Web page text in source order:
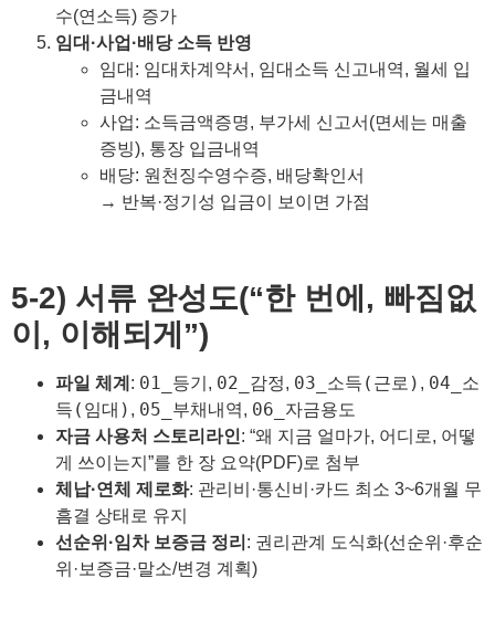
수(연소득) 증가
임대·사업·배당 소득 반영
임대: 임대차계약서, 임대소득 신고내역, 월세 입
금내역
사업: 소득금액증명, 부가세 신고서(면세는 매출
증빙), 통장 입금내역
배당: 원천징수영수증, 배당확인서
→ 반복·정기성 입금이 보이면 가점
5-2) 서류 완성도(“한 번에, 빠짐없
이, 이해되게”)
파일 체계 : 01_등기, 02_감정, 03_소득(근로) , 04_소
득(임대) , 05_부채내역, 06_자금용도
자금 사용처 스토리라인: “왜 지금 얼마가, 어디로, 어떻
게 쓰이는지”를 한 장 요약(PDF)로 첨부
체납·연체 제로화: 관리비·통신비·카드 최소 3~6개월 무
흠결 상태로 유지
선순위·임차 보증금 정리 : 권리관계 도식화(선순위·후순
위·보증금·말소/변경 계획)